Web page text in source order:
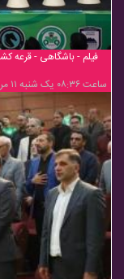
فیلم - باشگاهی - قرعه
ساعت ۰۸:۳۶ یک شنبه ۱۱ مرداد ۱۴۰۵